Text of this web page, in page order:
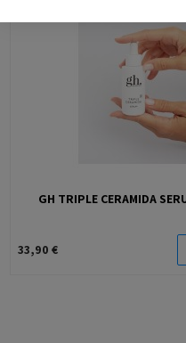
GH TRIPLE CERAMIDA
33,90 €